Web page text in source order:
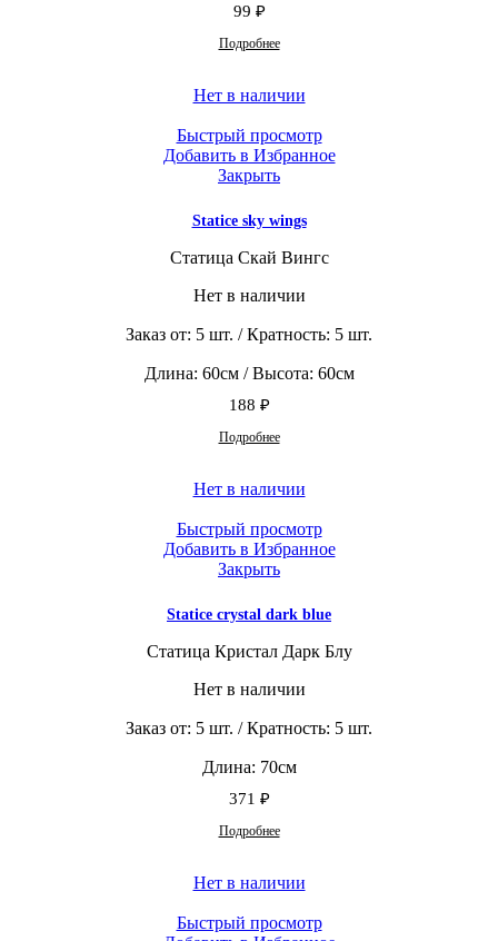
99 ₽
Подробнее
Нет в наличии
Быстрый просмотр
Добавить в Избранное
Закрыть
Statice sky wings
Статица Скай Вингс
Нет в наличии
Заказ от: 5 шт. / Кратность: 5 шт.
Длина: 60см / Высота: 60см
188 ₽
Подробнее
Нет в наличии
Быстрый просмотр
Добавить в Избранное
Закрыть
Statice crystal dark blue
Статица Кристал Дарк Блу
Нет в наличии
Заказ от: 5 шт. / Кратность: 5 шт.
Длина: 70см
371 ₽
Подробнее
Нет в наличии
Быстрый просмотр